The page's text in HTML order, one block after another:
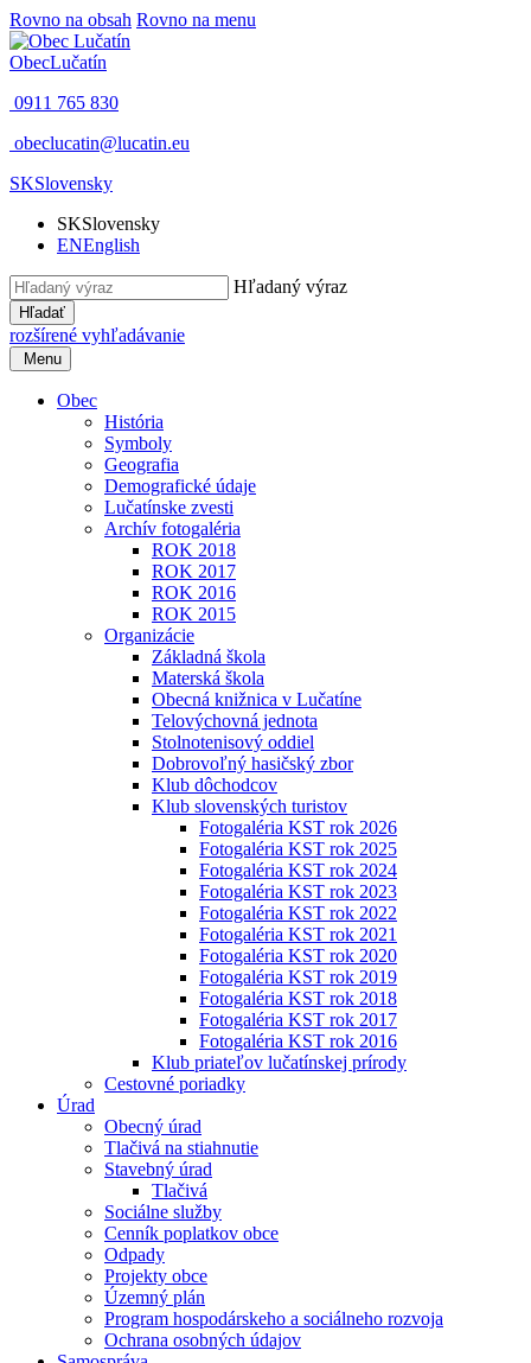
Rovno na obsah Rovno na menu
ObecLučatín
0911 765 830
obeclucatin@lucatin.eu
SKSlovensky
SKSlovensky
ENEnglish
Hľadaný výraz
Hľadať
rozšírené vyhľadávanie
Menu
Obec
História
Symboly
Geografia
Demografické údaje
Lučatínske zvesti
Archív fotogaléria
ROK 2018
ROK 2017
ROK 2016
ROK 2015
Organizácie
Základná škola
Materská škola
Obecná knižnica v Lučatíne
Telovýchovná jednota
Stolnotenisový oddiel
Dobrovoľný hasičský zbor
Klub dôchodcov
Klub slovenských turistov
Fotogaléria KST rok 2026
Fotogaléria KST rok 2025
Fotogaléria KST rok 2024
Fotogaléria KST rok 2023
Fotogaléria KST rok 2022
Fotogaléria KST rok 2021
Fotogaléria KST rok 2020
Fotogaléria KST rok 2019
Fotogaléria KST rok 2018
Fotogaléria KST rok 2017
Fotogaléria KST rok 2016
Klub priateľov lučatínskej prírody
Cestovné poriadky
Úrad
Obecný úrad
Tlačivá na stiahnutie
Stavebný úrad
Tlačivá
Sociálne služby
Cenník poplatkov obce
Odpady
Projekty obce
Územný plán
Program hospodárskeho a sociálneho rozvoja
Ochrana osobných údajov